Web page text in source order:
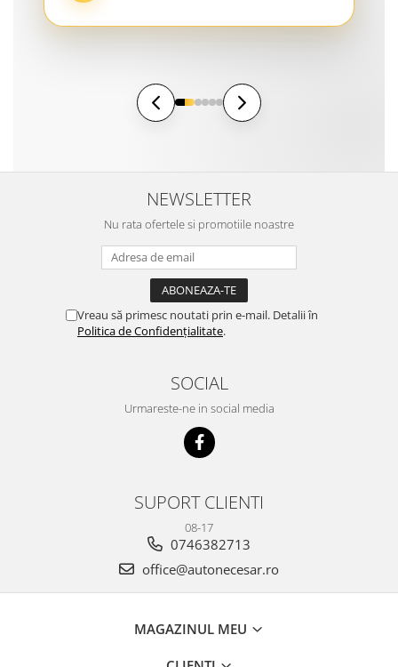
NEWSLETTER
Nu rata ofertele si promotiile noastre
Vreau să primesc noutati prin e-mail. Detalii în
Politica de Confidențialitate.
SOCIAL
Urmareste-ne in social media
SUPORT CLIENTI
08-17
0746382713
office@autonecesar.ro
MAGAZINUL MEU